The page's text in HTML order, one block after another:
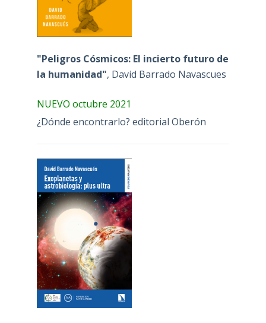
"Peligros Cósmicos: El incierto futuro de
la humanidad", David Barrado Navascues
NUEVO octubre 2021
¿Dónde encontrarlo? editorial Oberón